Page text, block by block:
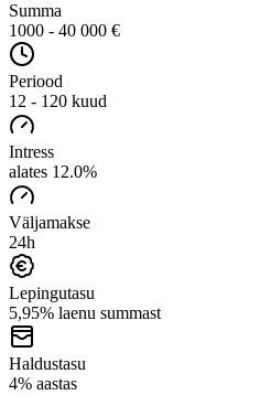
Summa
1000 - 40 000 €
Periood
12 - 120 kuud
Intress
alates 12.0%
Väljamakse
24h
Lepingutasu
5,95% laenu summast
Haldustasu
4% aastas